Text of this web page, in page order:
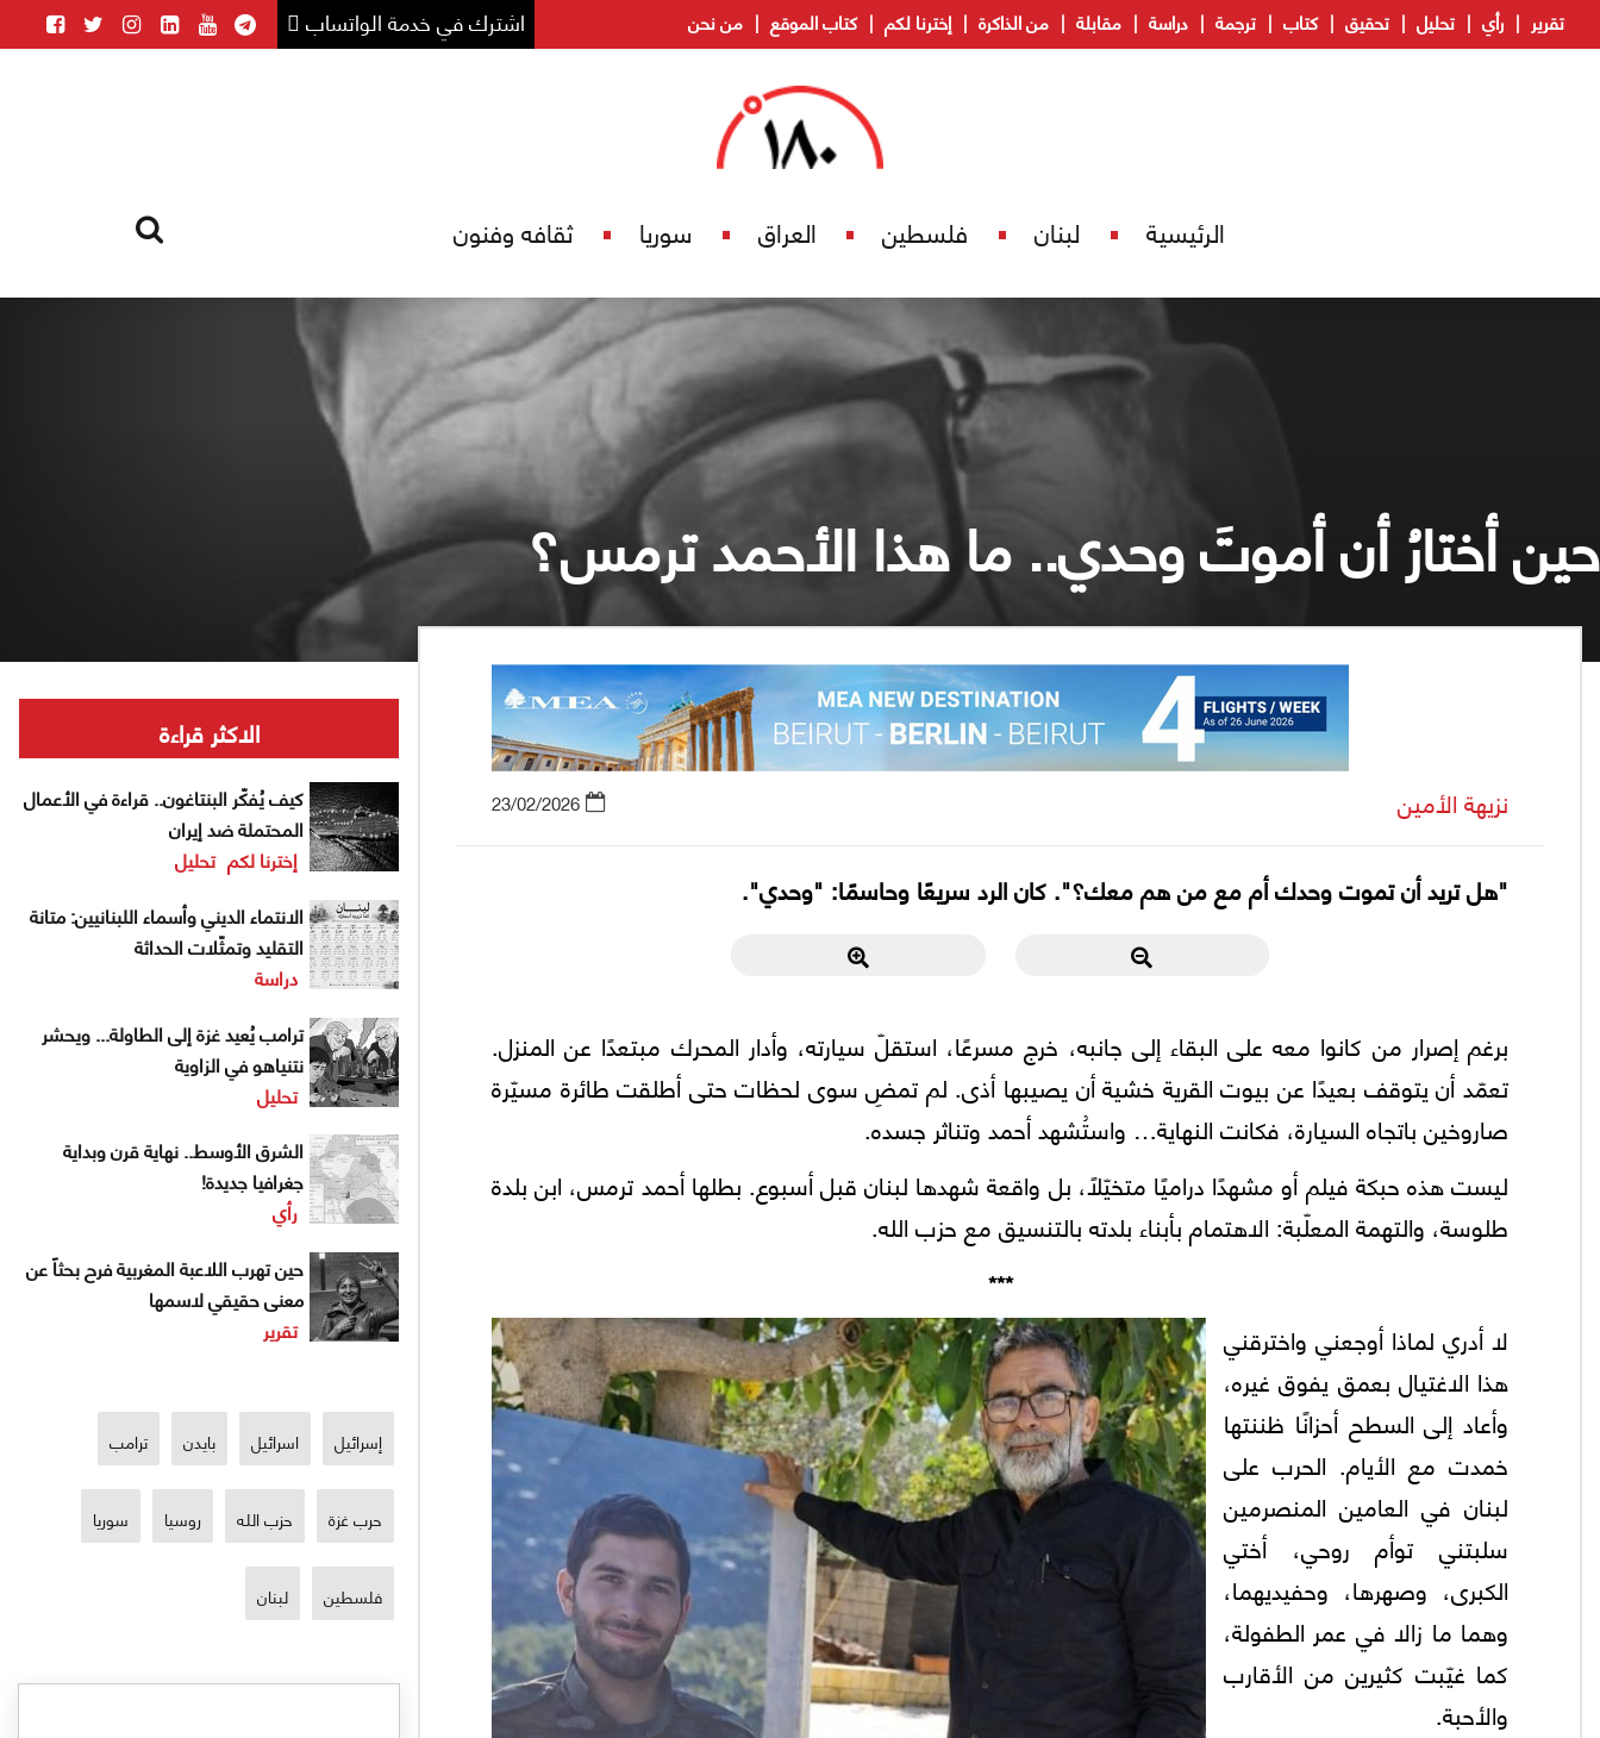
اشترك في خدمة الواتساب تقرير رأي تحليل تحقيق كتاب ترجمة دراسة مقابلة من الذاكرة إخترنا لكم كتاب الموقع من نحن
الرئيسية لبنان فلسطين العراق سوريا ثقافه وفنون
حين أختارُ أن أموتَ وحدي.. ما هذا الأحمد ترمس؟
نزيهة الأمين 23/02/2026
"هل تريد أن تموت وحدك أم مع من هم معك؟". كان الرد سريعًا وحاسمًا: "وحدي".
برغم إصرار من كانوا معه على البقاء إلى جانبه، خرج مسرعًا، استقلّ سيارته، وأدار المحرك مبتعدًا عن المنزل.
تعمّد أن يتوقف بعيدًا عن بيوت القرية خشية أن يصيبها أذى. لم تمضِ سوى لحظات حتى أطلقت طائرة مسيّرة
صاروخين باتجاه السيارة، فكانت النهاية… واستُشهد أحمد وتناثر جسده.
ليست هذه حبكة فيلم أو مشهدًا دراميًا متخيّلًا، بل واقعة شهدها لبنان قبل أسبوع. بطلها أحمد ترمس، ابن بلدة
طلوسة، والتهمة المعلّبة: الاهتمام بأبناء بلدته بالتنسيق مع حزب الله.
***
لا أدري لماذا أوجعني واخترقني
هذا الاغتيال بعمق يفوق غيره،
وأعاد إلى السطح أحزانًا ظننتها
خمدت مع الأيام. الحرب على
لبنان في العامين المنصرمين
سلبتني توأم روحي، أختي
الكبرى، وصهرها، وحفيديهما،
وهما ما زالا في عمر الطفولة،
كما غيّبت كثيرين من الأقارب
والأحبة.
الاكثر قراءة
كيف يُفكّر البنتاغون.. قراءة في الأعمال
المحتملة ضد إيران
إخترنا لكم تحليل
الانتماء الديني وأسماء اللبنانيين: متانة
التقليد وتمثّلات الحداثة
دراسة
ترامب يُعيد غزة إلى الطاولة... ويحشر
نتنياهو في الزاوية
تحليل
الشرق الأوسط.. نهاية قرن وبداية
جغرافيا جديدة!
رأي
حين تهرب اللاعبة المغربية فرح بحثاً عن
معنى حقيقي لاسمها
تقرير
إسرائيل اسرائيل بايدن ترامب
حرب غزة حزب الله روسيا سوريا
فلسطين لبنان